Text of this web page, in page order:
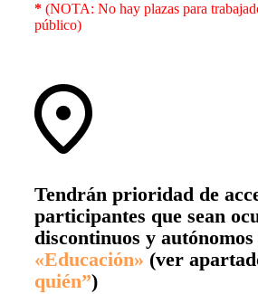
* (NOTA: No hay plazas para
público)
Tendrán prioridad de
participantes que sean
discontinuos y autónomos
«Educación» (ver
quién”)